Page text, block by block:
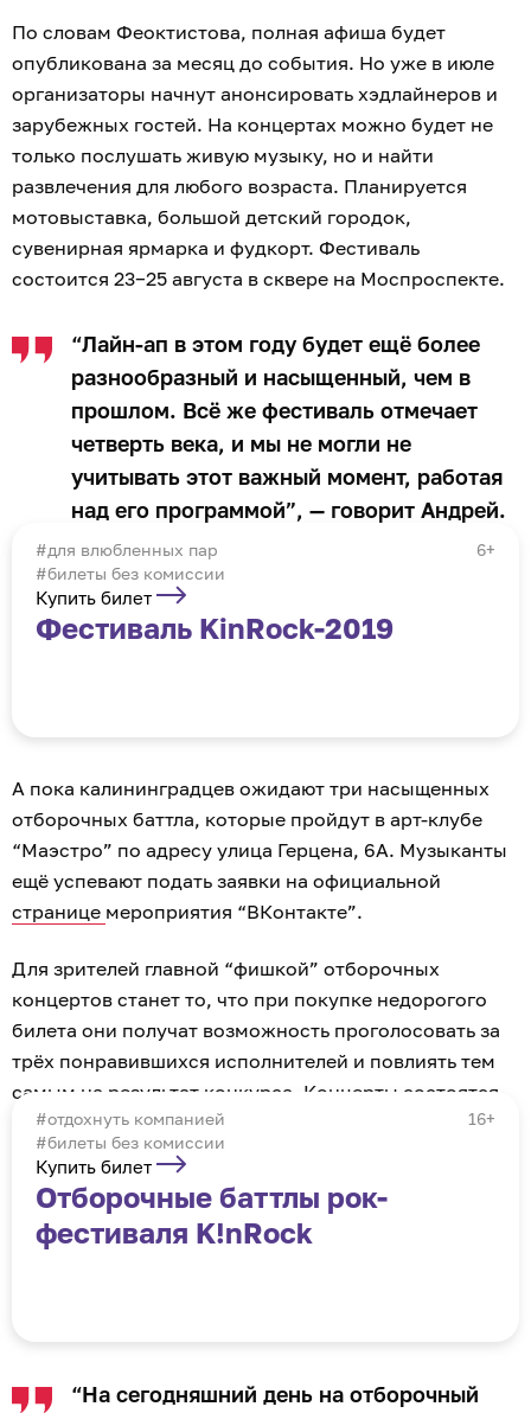
По словам Феоктистова, полная афиша будет
опубликована за месяц до события. Но уже в июле
организаторы начнут анонсировать хэдлайнеров и
зарубежных гостей. На концертах можно будет не
только послушать живую музыку, но и найти
развлечения для любого возраста. Планируется
мотовыставка, большой детский городок,
сувенирная ярмарка и фудкорт. Фестиваль
состоится 23−25 августа в сквере на Моспроспекте.
“Лайн-ап в этом году будет ещё более
разнообразный и насыщенный, чем в
прошлом. Всё же фестиваль отмечает
четверть века, и мы не могли не
учитывать этот важный момент, работая
над его программой”, — говорит Андрей.
6+
для влюбленных пар
#билеты без комиссии
Купить билет
Фестиваль KinRock-2019
А пока калининградцев ожидают три насыщенных
отборочных баттла, которые пройдут в арт-клубе
“Маэстро” по адресу улица Герцена, 6А. Музыканты
ещё успевают подать заявки на официальной
странице мероприятия “ВКонтакте”.
Для зрителей главной “фишкой” отборочных
концертов станет то, что при покупке недорогого
билета они получат возможность проголосовать за
трёх понравившихся исполнителей и повлиять тем
самым на результат конкурса. Концерты состоятся
6, 13 и 20 июля в пять часов вечера.
16+
отдохнуть компанией
#билеты без комиссии
Купить билет
Отборочные баттлы рок-
фестиваля K!nRock
“На сегодняшний день на отборочный